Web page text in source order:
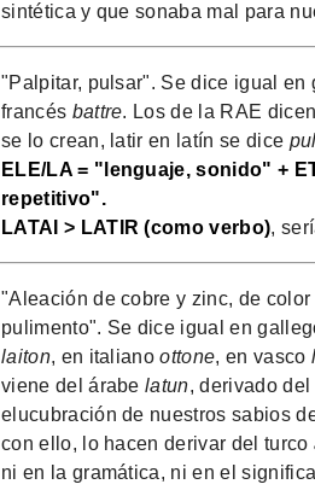
sintética y que sonaba mal para
"Palpitar, pulsar". Se dice igual
francés battre. Los de la RAE
se lo crean, latir en latín se dice
ELE/LA = "lenguaje, sonido" +
repetitivo".
LATAI > LATIR (como verbo),
"Aleación de cobre y zinc, de
pulimento". Se dice igual en
laiton, en italianoottone, en vasco
viene del árabelatun, derivado
elucubración de nuestros sabios
con ello, lo hacen derivar del turco
ni en la gramática, ni en el